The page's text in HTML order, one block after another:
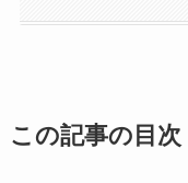
この記事の目次